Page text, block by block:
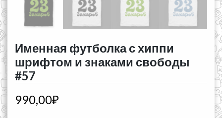
Именная футболка с хиппи
шрифтом и знаками свободы
#57
990,00₽